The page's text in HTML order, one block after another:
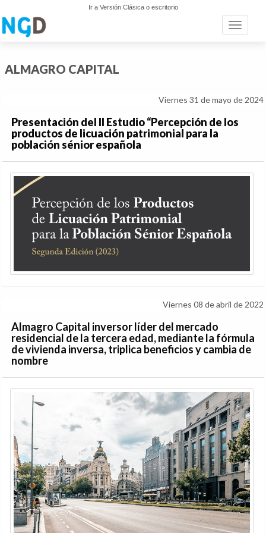
Ir a Versión Clásica o escritorio
Toggle
ALMAGRO CAPITAL
Viernes 31 de mayo de 2024
Presentación del II Estudio “Percepción de los
productos de licuación patrimonial para la
población sénior española
Viernes 08 de abril de 2022
Almagro Capital inversor líder del mercado
residencial de la tercera edad, mediante la fórmula
de vivienda inversa, triplica beneficios y cambia de
nombre